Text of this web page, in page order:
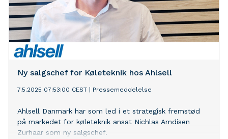
Ny salgschef for Køleteknik hos Ahlsell
7.5.2025 07:53:00 CEST Pressemeddelelse
Ahlsell Danmark har som led i et strategisk fremstød
på markedet for køleteknik ansat Nichlas Amdisen
Zurhaar som ny salgschef.